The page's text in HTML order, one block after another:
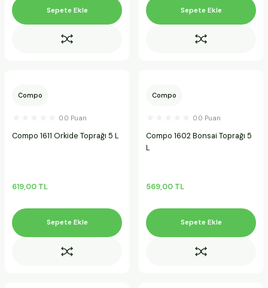
Sepete Ekle Sepete Ekle
Compo
0.0 Puan
Compo 1611 Orkide Toprağı 5 L
619,00 TL
Sepete Ekle
Compo
0.0 Puan
Compo 1602 Bonsai Toprağı 5
L
569,00 TL
Sepete Ekle